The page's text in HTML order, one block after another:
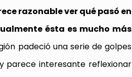
razonable ver qué pasó en
ésta es mucho más
padeció una serie de golpes
parece interesante reflexionar